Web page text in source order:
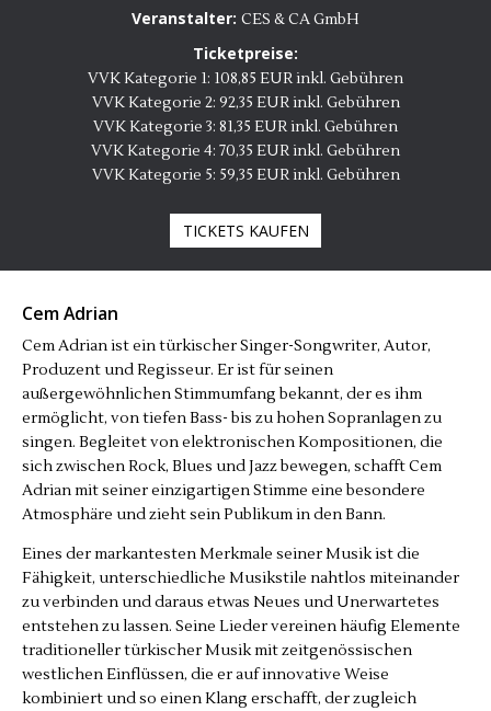
Veranstalter: CES & CA GmbH
Ticketpreise:
VVK Kategorie 1: 108,85 EUR inkl. Gebühren
VVK Kategorie 2: 92,35 EUR inkl. Gebühren
VVK Kategorie 3: 81,35 EUR inkl. Gebühren
VVK Kategorie 4: 70,35 EUR inkl. Gebühren
VVK Kategorie 5: 59,35 EUR inkl. Gebühren
TICKETS KAUFEN
Cem Adrian
Cem Adrian ist ein türkischer Singer-Songwriter, Autor,
Produzent und Regisseur. Er ist für seinen
außergewöhnlichen Stimmumfang bekannt, der es ihm
ermöglicht, von tiefen Bass- bis zu hohen Sopranlagen zu
singen. Begleitet von elektronischen Kompositionen, die
sich zwischen Rock, Blues und Jazz bewegen, schafft Cem
Adrian mit seiner einzigartigen Stimme eine besondere
Atmosphäre und zieht sein Publikum in den Bann.
Eines der markantesten Merkmale seiner Musik ist die
Fähigkeit, unterschiedliche Musikstile nahtlos miteinander
zu verbinden und daraus etwas Neues und Unerwartetes
entstehen zu lassen. Seine Lieder vereinen häufig Elemente
traditioneller türkischer Musik mit zeitgenössischen
westlichen Einflüssen, die er auf innovative Weise
kombiniert und so einen Klang erschafft, der zugleich